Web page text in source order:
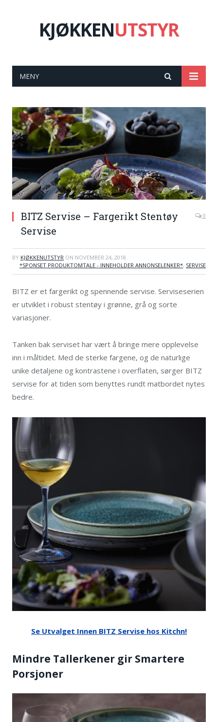
KJØKKENUTSTYR
MENY
BITZ Servise – Fargerikt Stentøy
Servise
0
BY KJØKKENUTSTYR ON NOVEMBER 24, 2018
*SPONSET PRODUKTOMTALE - INNEHOLDER ANNONSELENKER*, SERVISE
BITZ er et fargerikt og spennende servise. Serviseserien
er utviklet i robust stentøy i grønne, grå og sorte
variasjoner.
Tanken bak serviset har vært å bringe mere opplevelse
inn i måltidet. Med de sterke fargene, og de naturlige
unike detaljene og kontrastene i overflaten, sørger BITZ
servise for at tiden som benyttes rundt matbordet nytes
bedre.
Se Utvalget Innen BITZ Servise hos Kitchn!
Mindre Tallerkener gir Smartere
Porsjoner